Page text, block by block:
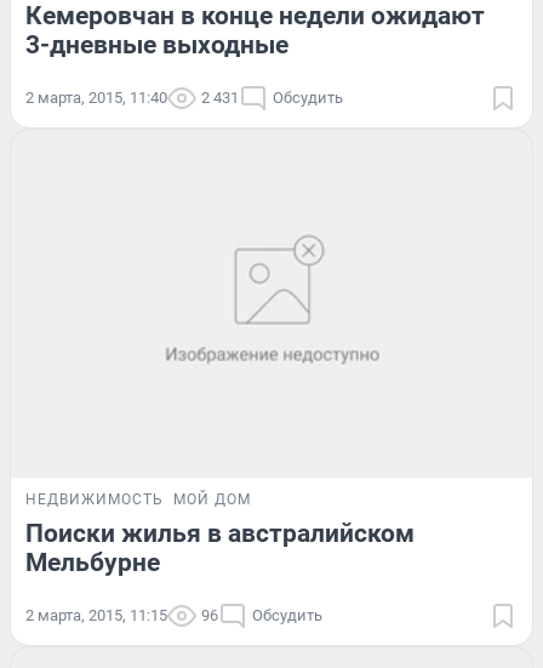
Кемеровчан в конце недели ожидают
3-дневные выходные
2 марта, 2015, 11:40 2 431 Обсудить
НЕДВИЖИМОСТЬ МОЙ ДОМ
Поиски жилья в австралийском
Мельбурне
2 марта, 2015, 11:15 96 Обсудить